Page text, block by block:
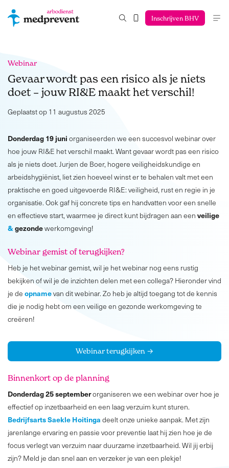
Inschrijven BHV
Webinar
Gevaar wordt pas een risico als je niets
doet – jouw RI&E maakt het verschil!
Geplaatst op 11 augustus 2025
Donderdag 19 juni organiseerden we een succesvol webinar over
hoe jouw RI&E het verschil maakt. Want gevaar wordt pas een risico
als je niets doet. Jurjen de Boer, hogere veiligheidskundige en
arbeidshygiënist, liet zien hoeveel winst er te behalen valt met een
praktische en goed uitgevoerde RI&E: veiligheid, rust en regie in je
organisatie. Ook gaf hij concrete tips en handvatten voor een snelle
en effectieve start, waarmee je direct kunt bijdragen aan een veilige
&gezondewerkomgeving!
Webinar gemist of terugkijken?
Heb je het webinar gemist, wil je het webinar nog eens rustig
bekijken of wil je de inzichten delen met een collega? Hieronder vind
je de opnamevan dit webinar. Zo heb je altijd toegang tot de kennis
die je nodig hebt om een veilige en gezonde werkomgeving te
creëren!
Webinar terugkijken →
Binnenkort op de planning
Donderdag 25 septemberorganiseren we een webinar over hoe je
effectief op inzetbaarheid en een laag verzuim kunt sturen.
Bedrijfsarts Saekle Hoitinga deelt onze unieke aanpak. Met zijn
jarenlange ervaring en passie voor preventie laat hij zien hoe je de
focus verlegt van verzuim naar duurzame inzetbaarheid. Wil jij erbij
zijn? Meld je dan snel aan en verzeker je van een plekje!